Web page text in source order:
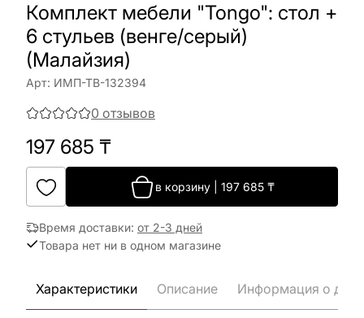
Комплект мебели "Tongo": стол +
6 стульев (венге/серый)
(Малайзия)
Арт: ИМП-ТВ-132394
0 отзывов
197 685 ₸
в корзину 197 685 ₸
Время доставки: от 2-3 дней
Товара нет ни в одном магазине
Характеристики Описание Информация о